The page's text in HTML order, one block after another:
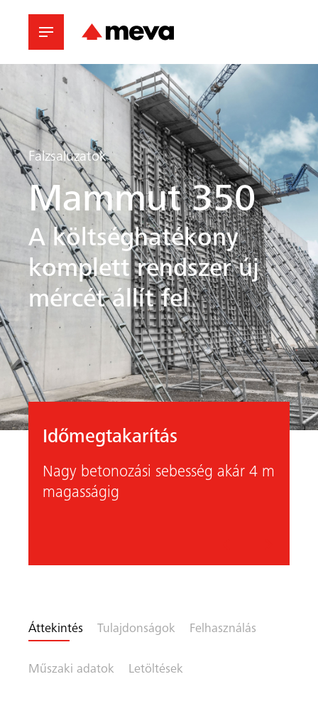
Falzsaluzatok
Mammut 350
A költséghatékony
komplett rendszer új
mércét állít fel
Időmegtakarítás
Nagy betonozási sebesség akár 4 m
magasságig
Áttekintés Tulajdonságok Felhasználás
Műszaki adatok Letöltések